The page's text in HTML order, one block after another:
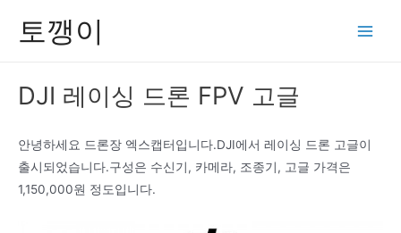
토깽이
DJI 레이싱 드론 FPV 고글
안녕하세요 드론장 엑스캡터입니다.DJI에서 레이싱 드론 고글이
출시되었습니다.구성은 수신기, 카메라, 조종기, 고글 가격은
1,150,000원 정도입니다.